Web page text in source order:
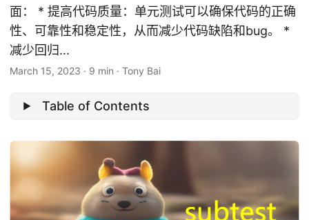
面： * 提高代码质量：单元测试可以确保代码的正确
性、可靠性和稳定性，从而减少代码缺陷和bug。 *
减少回归...
March 15, 2023 · 9 min · Tony Bai
Table of Contents